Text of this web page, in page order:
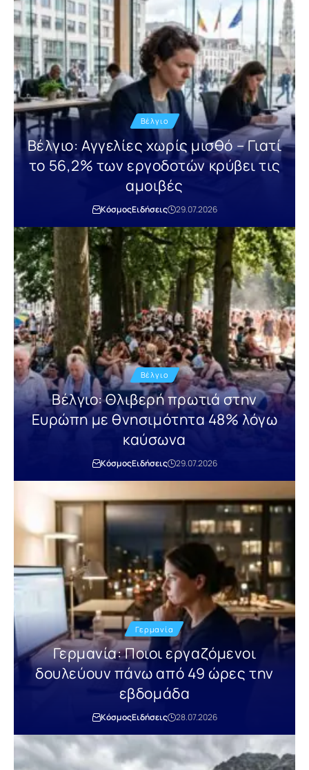
Βέλγιο
Βέλγιο: Αγγελίες χωρίς μισθό – Γιατί
το 56,2% των εργοδοτών κρύβει τις
αμοιβές
ΚόσμοςΕιδήσεις 29.07.2026
Βέλγιο
Βέλγιο: Θλιβερή πρωτιά στην
Ευρώπη με θνησιμότητα 48% λόγω
καύσωνα
ΚόσμοςΕιδήσεις 29.07.2026
Γερμανία
Γερμανία: Ποιοι εργαζόμενοι
δουλεύουν πάνω από 49 ώρες την
εβδομάδα
ΚόσμοςΕιδήσεις 28.07.2026